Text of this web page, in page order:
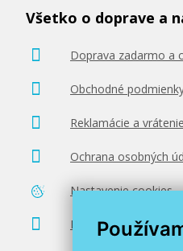
Pridať
OKI
Všetko o doprave a
Doprava zadarmo a
Obchodné
Reklamácie a
Ochrana osobných
Nastavenie cookies
Poradenstvo